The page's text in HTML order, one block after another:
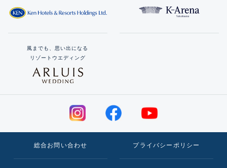
風までも、思い出になる
リゾートウエディング
総合お問い合わせ プライバシーポリシー